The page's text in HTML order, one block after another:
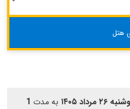
هتل
۲۶ مرداد ۱۴۰۵ به مدت 1